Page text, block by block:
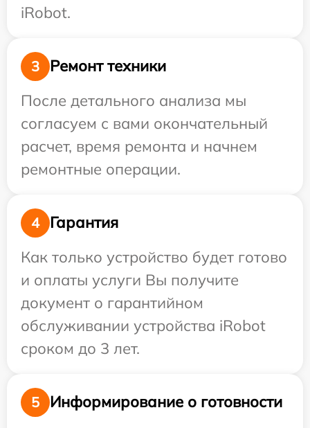
iRobot.
3
Ремонт техники
После детального анализа мы
согласуем с вами окончательный
расчет, время ремонта и начнем
ремонтные операции.
4
Гарантия
Как только устройство будет готово
и оплаты услуги Вы получите
документ о гарантийном
обслуживании устройства iRobot
сроком до 3 лет.
5
Информирование о готовности